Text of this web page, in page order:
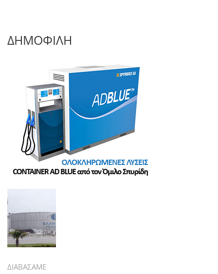
ΔΗΜΟΦΙΛΗ
ΔΙΑΒΑΣΑΜΕ